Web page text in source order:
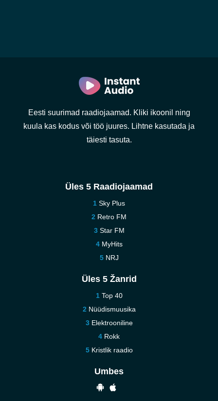
Eesti suurimad raadiojaamad. Kliki ikoonil ning
kuula kas kodus või töö juures. Lihtne kasutada ja
täiesti tasuta.
Üles 5 Raadiojaamad
Sky Plus
Retro FM
Star FM
MyHits
NRJ
Üles 5 Žanrid
Top 40
Nüüdismuusika
Elektrooniline
Rokk
Kristlik raadio
Umbes